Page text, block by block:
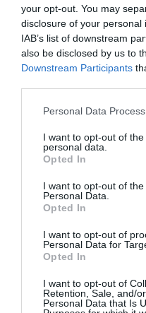
your opt-out. You may
disclosure of your
IAB’s list of downstream
also be disclosed by us to
Downstream Participants
Please note that this
not limited to your visit or
grant or deny consent to
use your data for below
consent section.
Personal Data
I want to opt-out of
personal data.
Opted In
I want to opt-out of
Personal Data.
Opted In
I want to opt-out of
Personal Data for
Opted In
I want to opt-out of
Retention, Sale, and/
Personal Data that Is
Fotó: Julian Parker/UK
Harry
rájött,
a közeli forrás.